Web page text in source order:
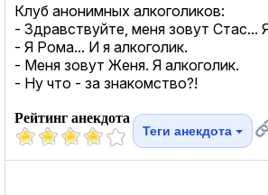
Клуб анонимных алкоголиков:
- Здравствуйте, меня зовут Стас...
- Я Рома... И я алкоголик.
- Меня зовут Женя. Я алкоголик.
- Ну что - за знакомство?!
Рейтинг анекдота
Теги анекдота